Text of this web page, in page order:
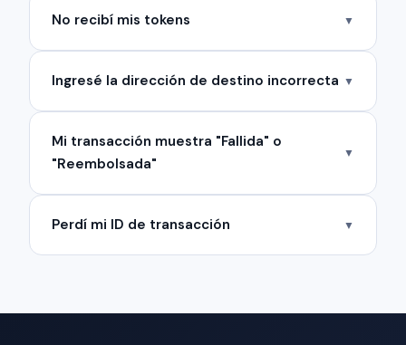
No recibí mis tokens ▼
Ingresé la dirección de destino incorrecta ▼
Mi transacción muestra "Fallida" o
"Reembolsada"
▼
Perdí mi ID de transacción ▼